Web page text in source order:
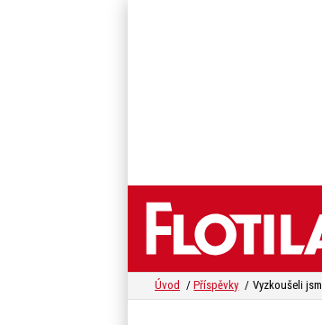
Úvod Příspěvky